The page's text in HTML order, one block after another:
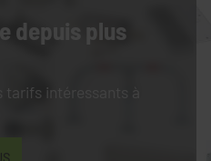
depuis plus
tarifs intéressants à